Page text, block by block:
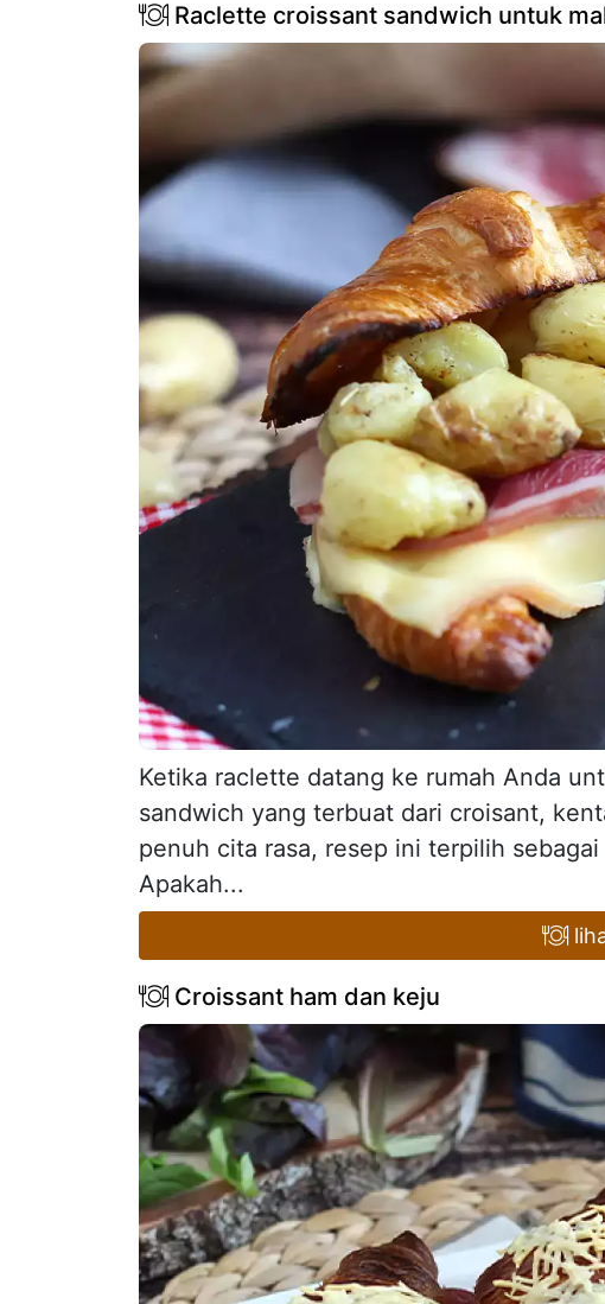
Raclette croissant sandwich untuk
Ketika raclette datang ke rumah Anda
sandwich yang terbuat dari croisant,
penuh cita rasa, resep ini terpilih
Apakah...
Croissant ham dan keju